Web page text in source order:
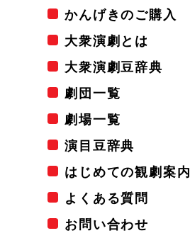
かんげきのご購入
大衆演劇とは
大衆演劇豆辞典
劇団一覧
劇場一覧
演目豆辞典
はじめての観劇案内
よくある質問
お問い合わせ